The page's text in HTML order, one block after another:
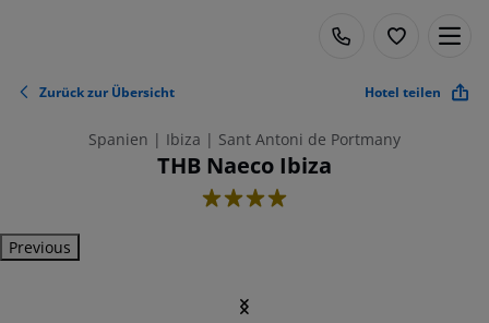
Zurück zur Übersicht Hotel teilen
Spanien | Ibiza | Sant Antoni de Portmany
THB Naeco Ibiza
4
Previous